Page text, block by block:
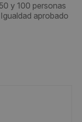
y 100 personas
aprobado